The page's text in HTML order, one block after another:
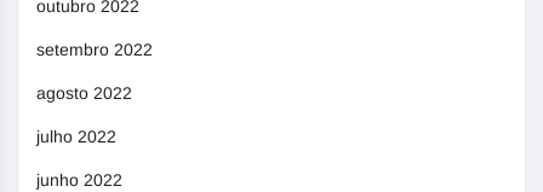
outubro 2022
setembro 2022
agosto 2022
julho 2022
junho 2022